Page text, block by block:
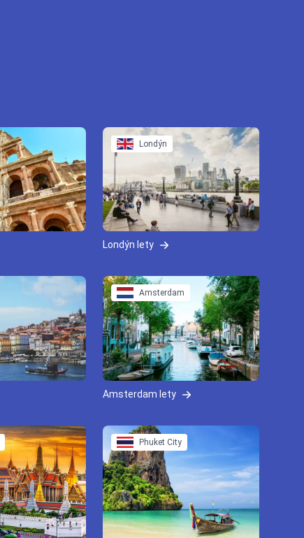
Londýn
Londýn lety
Amsterdam
Amsterdam lety
Phuket City